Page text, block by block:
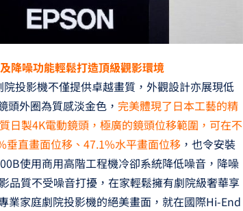
降噪功能輕鬆打造頂級觀影環境
投影機不僅提供卓越畫質，外觀設計亦展現低
頭外圈為質感淡金色， 完美體現了日本工藝的精
日製4K電動鏡頭，極廣的鏡頭位移範圍，可在不
直畫面位移、47.1%水平畫面位移，也令安裝
使用商用高階工程機冷卻系統降低噪音，降噪
品質不受噪音打擾，在家輕鬆擁有劇院級奢華享
業家庭劇院投影機的絕美畫面，就在國際Hi-End